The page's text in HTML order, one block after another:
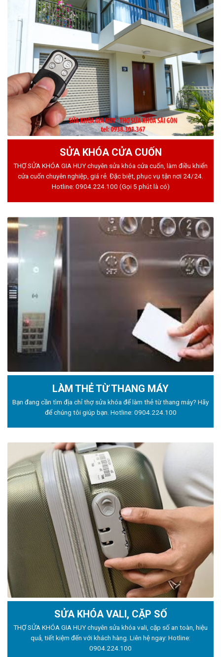
SỬA KHÓA CỬA CUỐN
THỢ SỬA KHÓA GIA HUY chuyên sửa khóa cửa cuốn, làm điều khiển
cửa cuốn chuyên nghiệp, giá rẻ. Đặc biệt, phục vụ tận nơi 24/24.
Hotline: 0904.224.100 (Gọi 5 phút là có)
LÀM THẺ TỪ THANG MÁY
Bạn đang cần tìm địa chỉ thợ sửa khóa để làm thẻ từ thang máy? Hãy
để chúng tôi giúp bạn. Hotline: 0904.224.100
SỬA KHÓA VALI, CẶP SỐ
THỢ SỬA KHÓA GIA HUY chuyên sửa khóa vali, cặp số an toàn, hiệu
quả, tiết kiệm đến với khách hàng. Liên hệ ngay: Hotline:
0904.224.100